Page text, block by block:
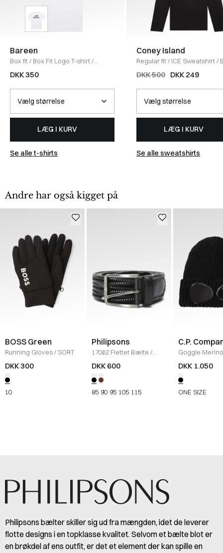
Bareen
Box fit/ Box Fit Logo T-shirt/
WHITE
DKK 350
LÆG I KURV
Se alle t-shirts
Coney Island
Regular fit/ ICE Sweatshirt/
DKK 500 DKK 249
LÆG I KURV
Se alle sweatshirts
Andre har også kigget på
BOSS Green
Running Gloves/ SORT
DKK 300
10
Philipsons
17062 Flettet Bælte /
SORT
DKK 600
85 90 95 105 115
C.P.
Goggle
SORT
DKK 1.050
ONE SIZE
Philipsons bælter skiller sig ud fra mængden, idet de leverer
flotte designs i en topklasse kvalitet. Selvom et bælte blot er
en brøkdel af ens outfit, er det et element der kan spille en